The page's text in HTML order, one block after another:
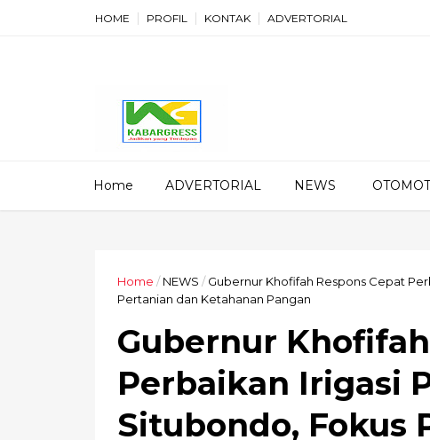
HOME PROFIL KONTAK ADVERTORIAL
Home ADVERTORIAL NEWS
Home / NEWS / Gubernur Khofifah Respons Cepat
Pertanian dan Ketahanan Pangan
Gubernur
Perbaikan Irigasi
Situbondo, Fokus